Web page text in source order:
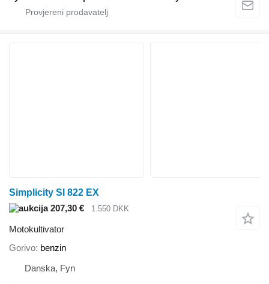
Simplicity SI 822 EX
207,30 €
1.550 DKK
Motokultivator
Gorivo benzin
Danska, Fyn